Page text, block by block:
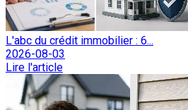
L'abc du crédit immobilier : 6...
2026-08-03
Lire l'article